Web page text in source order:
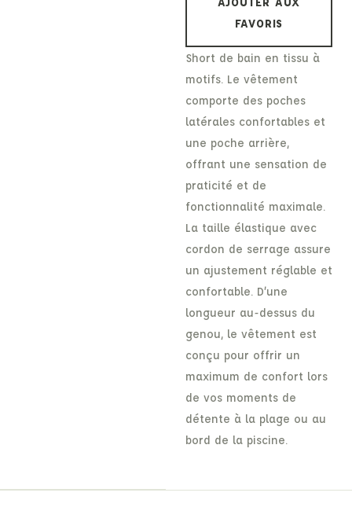
FAVORIS
Short de bain en tissu à
motifs. Le vêtement
comporte des poches
latérales confortables et
une poche arrière,
offrant une sensation de
praticité et de
fonctionnalité maximale.
La taille élastique avec
cordon de serrage assure
un ajustement réglable et
confortable. D’une
longueur au-dessus du
genou, le vêtement est
conçu pour offrir un
maximum de confort lors
de vos moments de
détente à la plage ou au
bord de la piscine.